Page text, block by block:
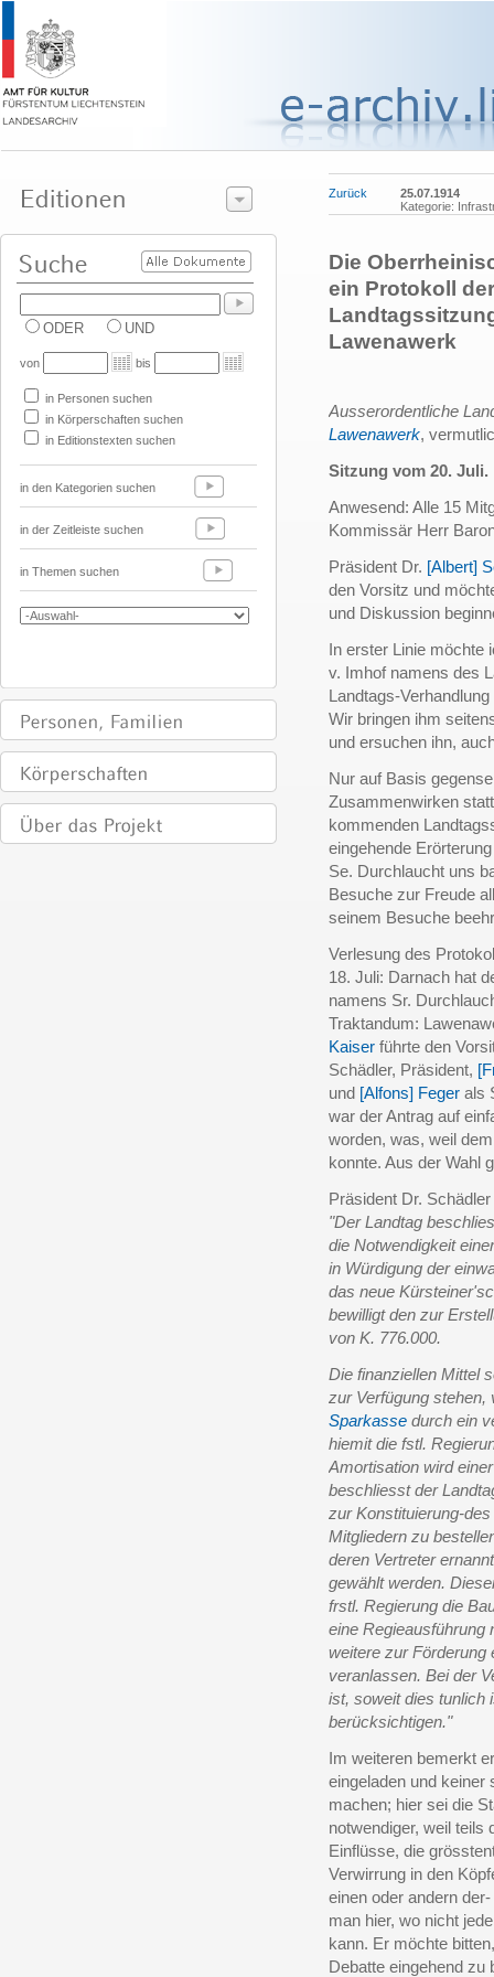
ODER UND
von bis
in Personen suchen
in Körperschaften suchen
in Editionstexten suchen
in den Kategorien suchen
in der Zeitleiste suchen
in Themen suchen
Zurück
25.07.1914
Kategorie:
Die
ein Protokoll
Lawenawerk
Ausserordentliche
Lawenawerk,
Sitzung vom 20. Juli.
Anwesend: Alle 15
Kommissär Herr
Präsident Dr. [Albert]
den Vorsitz und
und Diskussion
In erster Linie möchte
v. Imhof namens des
Landtags-
Wir bringen ihm
und ersuchen ihn,
Nur auf Basis
Zusammenwirken
kommenden
eingehende
Se. Durchlaucht uns
Besuche zur Freude
seinem Besuche
Verlesung des
18. Juli: Darnach hat
namens Sr.
Traktandum:
Kaiser führte den
Schädler, Präsident,
und [Alfons] Feger als
war der Antrag auf
worden, was, weil
konnte. Aus der Wahl
Präsident Dr.
"Der Landtag
die Notwendigkeit
in Würdigung der
das neue
bewilligt den zur
von K. 776.000.
Die finanziellen Mittel
zur Verfügung
Sparkasse durch ein
hiemit die fstl.
Amortisation wird
beschliesst der
zur Konstituierung-
Mitgliedern zu
deren Vertreter
gewählt werden.
frstl. Regierung die
eine Regieausführung
weitere zur
veranlassen. Bei der
ist, soweit dies tunlich
berücksichtigen."
Im weiteren bemerkt
eingeladen und keiner
machen; hier sei die
notwendiger, weil teils
Einflüsse, die
Verwirrung in den
einen oder andern
man hier, wo nicht
kann. Er möchte
Debatte eingehend zu